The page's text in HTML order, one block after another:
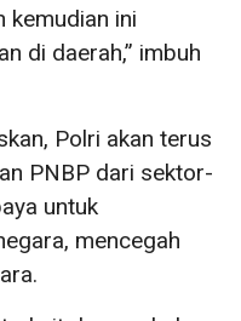
kemudian ini
di daerah,” imbuh
Polri akan terus
PNBP dari sektor-
untuk
mencegah